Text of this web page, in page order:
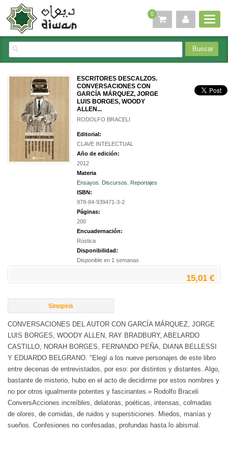
0
ESCRITORES DESCALZOS.
CONVERSACIONES CON
GARCÍA MÁRQUEZ, JORGE
LUIS BORGES, WOODY
ALLEN...
RODOLFO BRACELI
Editorial:
CLAVE INTELECTUAL
Año de edición:
2012
Materia
Ensayos. Discursos. Reportajes
ISBN:
978-84-939471-3-2
Páginas:
200
Encuadernación:
Rústica
Disponibilidad:
Disponible en 1 semanas
15,01 €
Sinopsis
CONVERSACIONES DEL AUTOR CON GARCÍA MÁRQUEZ, JORGE
LUIS BORGES, WOODY ALLEN, RAY BRADBURY, ABELARDO
CASTILLO, NORAH BORGES, FERNANDO PEÑA, DIANA BELLESSI
Y EDUARDO BELGRANO. "Elegí a los nueve personajes de este libro
entre decenas de entrevistados, por eso: por distintos y distantes. Algo,
bastante de misterio, hubo en el acto de decidirme por estos nombres y
no por otros igualmente potentes y fascinantes.» Rodolfo Braceli
ConversAcciones increíbles, delatoras, poéticas, intensas, colmadas
de olores, de comidas, de ruidos y supersticiones. Miedos, manías y
sueños. Confesiones no confesadas, profundas hasta lo abismal.